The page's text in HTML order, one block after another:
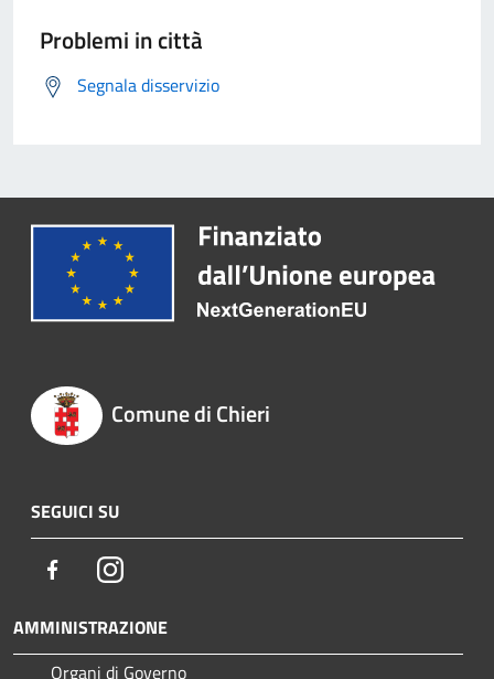
Problemi in città
Segnala disservizio
Comune di Chieri
SEGUICI SU
FacebookInstagram
AMMINISTRAZIONE
Organi di Governo